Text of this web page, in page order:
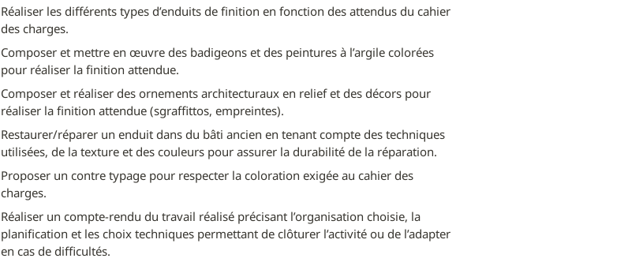
Réaliser les différents types d’enduits de finition en fonction des attendus du cahier
des charges.
Composer et mettre en œuvre des badigeons et des peintures à l’argile colorées
pour réaliser la finition attendue.
Composer et réaliser des ornements architecturaux en relief et des décors pour
réaliser la finition attendue (sgraffittos, empreintes).
Restaurer/réparer un enduit dans du bâti ancien en tenant compte des techniques
utilisées, de la texture et des couleurs pour assurer la durabilité de la réparation.
Proposer un contre typage pour respecter la coloration exigée au cahier des
charges.
Réaliser un compte-rendu du travail réalisé précisant l’organisation choisie, la
planification et les choix techniques permettant de clôturer l’activité ou de l’adapter
en cas de difficultés.